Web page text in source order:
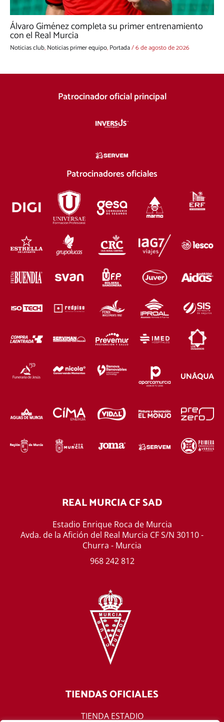
Álvaro Giménez completa su primer entrenamiento
con el Real Murcia
Noticias club,Noticias primer equipo,Portada/6 de agosto de 2026
Patrocinador oficial principal
Patrocinadores oficiales
REAL MURCIA CF SAD
Estadio Enrique Roca de Murcia
Avda. de la Afición del Real Murcia CF S/N 30110 -
Churra - Murcia
968 242 812
TIENDAS OFICIALES
TIENDA ESTADIO